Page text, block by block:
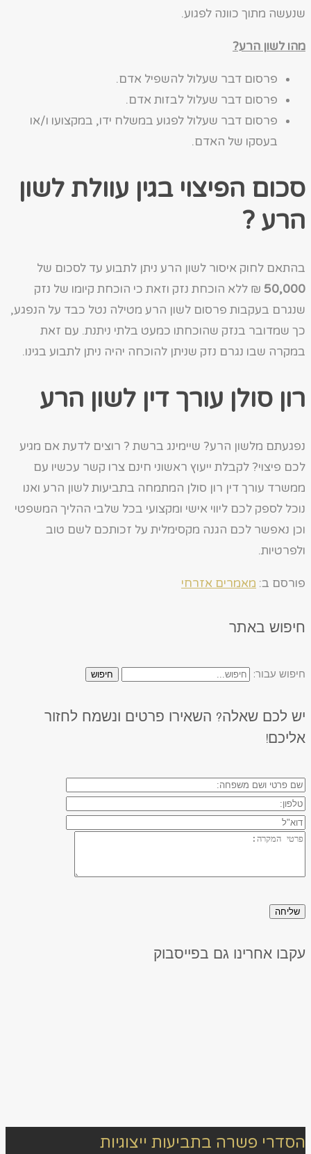
שנעשה מתוך כוונה לפגוע.
מהו לשון הרע?
פרסום דבר שעלול להשפיל אדם.
פרסום דבר שעלול לבזות אדם.
פרסום דבר שעלול לפגוע במשלח ידו, במקצועו ו/או
בעסקו של האדם.
סכום הפיצוי בגין עוולת לשון
הרע ?
בהתאם לחוק איסור לשון הרע ניתן לתבוע עד לסכום של
50,000 ₪ ללא הוכחת נזק וזאת כי הוכחת קיומו של נזק
שנגרם בעקבות פרסום לשון הרע מטילה נטל כבד על הנפגע,
כך שמדובר בנזק שהוכחתו כמעט בלתי ניתנת. עם זאת
במקרה שבו נגרם נזק שניתן להוכחה יהיה ניתן לתבוע בגינו.
רון סולן עורך דין לשון הרע
נפגעתם מלשון הרע? שיימינג ברשת ? רוצים לדעת אם מגיע
לכם פיצוי? לקבלת ייעוץ ראשוני חינם צרו קשר עכשיו עם
ממשרד עורך דין רון סולן המתמחה בתביעות לשון הרע ואנו
נוכל לספק לכם ליווי אישי ומקצועי בכל שלבי ההליך המשפטי
וכן נאפשר לכם הגנה מקסימלית על זכותכם לשם טוב
ולפרטיות.
פורסם ב: מאמרים אזרחי
חיפוש באתר
חיפוש עבור: חיפוש
יש לכם שאלה? השאירו פרטים ונשמח לחזור
אליכם!
עקבו אחרינו גם בפייסבוק
הסדרי פשרה בתביעות ייצוגיות